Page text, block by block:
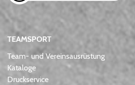
TEAMSPORT
Team- und Vereinsausrüstung
Kataloge
Druckservice